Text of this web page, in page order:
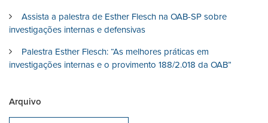
Assista a palestra de Esther Flesch na OAB-SP sobre
investigações internas e defensivas
Palestra Esther Flesch: “As melhores práticas em
investigações internas e o provimento 188/2.018 da OAB”
Arquivo